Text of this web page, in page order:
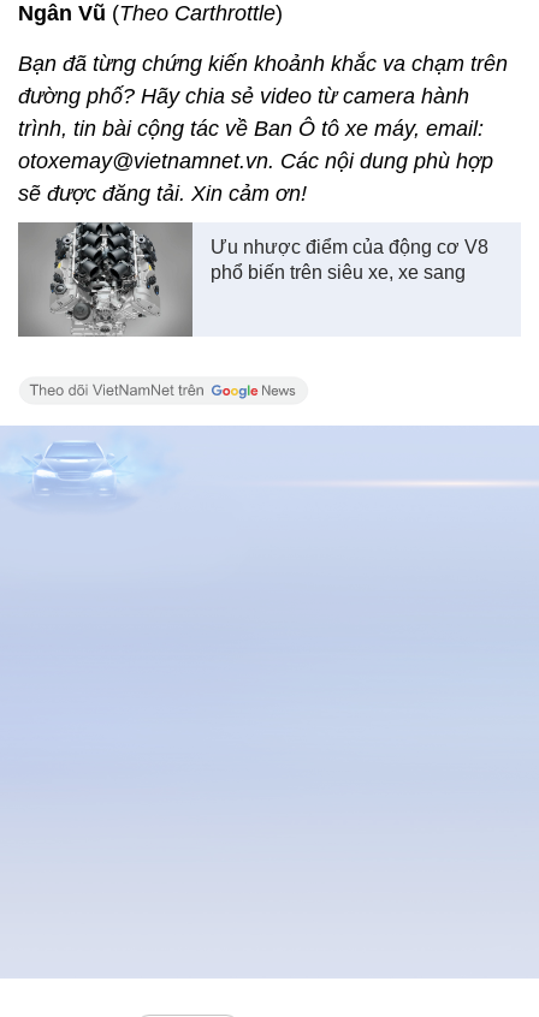
Ngân Vũ (Theo Carthrottle)
Bạn đã từng chứng kiến khoảnh khắc va chạm trên
đường phố? Hãy chia sẻ video từ camera hành
trình, tin bài cộng tác về Ban Ô tô xe máy, email:
otoxemay@vietnamnet.vn. Các nội dung phù hợp
sẽ được đăng tải. Xin cảm ơn!
Ưu nhược điểm của động cơ V8
phổ biến trên siêu xe, xe sang